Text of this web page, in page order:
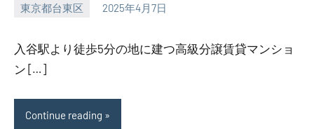
東京都台東区 2025年4月7日
SEZIMO
入谷駅より徒歩5分の地に建つ高級分譲賃貸マンショ
ン […]
Continue reading